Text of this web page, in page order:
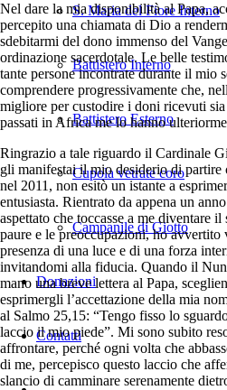
S. Maria del Fiore Interno
Battistero Interno
Battistero Esterno
Cupola vetrate coro
Campanile di Giotto
Donazioni
Contatti
Nel dare la mia disponibilità al Papa,
percepito una chiamata di Dio a
sdebitarmi del dono immenso del
ordinazione sacerdotale. Le belle
tante persone incontrate durante il mio
comprendere progressivamente che,
migliore per custodire i doni ricevuti
passati in Africa me lo hanno
Ringrazio a tale riguardo il Cardinale
gli manifestai il mio desiderio di
nel 2011, non esitò un istante a
entusiasta. Rientrato da appena un
aspettato che toccasse a me diventare
paure e le preoccupazioni, ho
presenza di una luce e di una forza
invitandomi alla fiducia. Quando il
mano una breve lettera al Papa,
esprimergli l’accettazione della mia
al Salmo 25,15: “Tengo fisso lo
laccio il mio piede”. Mi sono subito
affrontare, perché ogni volta che
di me, percepisco questo laccio che
slancio di camminare serenamente